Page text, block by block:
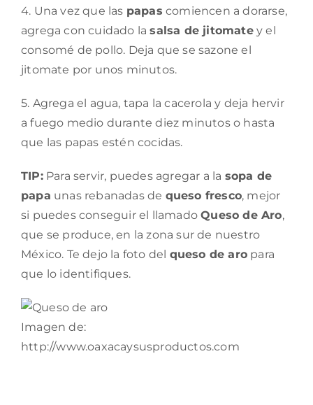
4. Una vez que las papas comiencen a dorarse,
agrega con cuidado lasalsa de jitomatey el
consomé de pollo. Deja que se sazone el
jitomate por unos minutos.
5. Agrega el agua, tapa la cacerola y deja hervir
a fuego medio durante diez minutos o hasta
que las papas estén cocidas.
TIP:Para servir, puedes agregar a la sopa de
papa unas rebanadas de queso fresco, mejor
si puedes conseguir el llamadoQueso de Aro,
que se produce, en la zona sur de nuestro
México. Te dejo la foto del queso de aro para
que lo identifiques.
Imagen de:
http://www.oaxacaysusproductos.com